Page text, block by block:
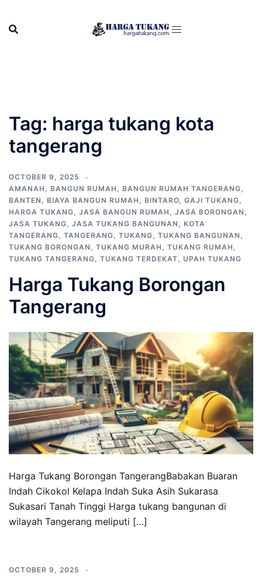
content
Tag: harga tukang kota
tangerang
OCTOBER 9, 2025
AMANAH , BANGUN RUMAH , BANGUN RUMAH TANGERANG,
BANTEN , BIAYA BANGUN RUMAH , BINTARO, GAJI TUKANG,
HARGA TUKANG, JASA BANGUN RUMAH , JASA BORONGAN ,
JASA TUKANG, JASA TUKANG BANGUNAN , KOTA
TANGERANG, TANGERANG, TUKANG, TUKANG BANGUNAN ,
TUKANG BORONGAN , TUKANG MURAH , TUKANG RUMAH ,
TUKANG TANGERANG, TUKANG TERDEKAT, UPAH TUKANG
Harga Tukang Borongan
Tangerang
Harga Tukang Borongan TangerangBabakan Buaran
Indah Cikokol Kelapa Indah Suka Asih Sukarasa
Sukasari Tanah Tinggi Harga tukang bangunan di
wilayah Tangerang meliputi […]
OCTOBER 9, 2025